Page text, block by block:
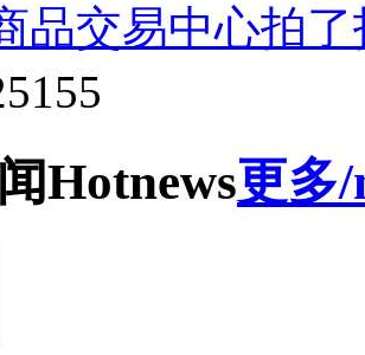
品交易中心拍
Hotnews更多